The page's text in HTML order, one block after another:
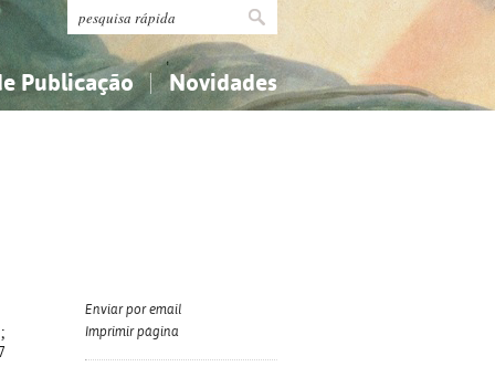
Publicação Novidades
Enviar por email
Imprimir página